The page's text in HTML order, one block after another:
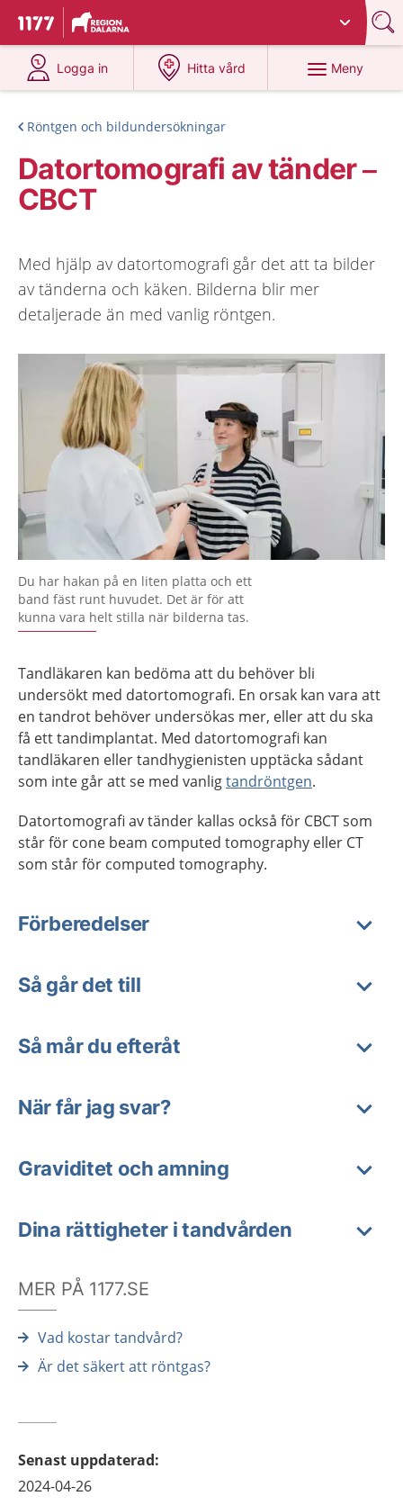
Till startsidan för 1177
Du har valt region
Logga in
på 1177.se
Hitta vård
på 1177.se
Meny
Röntgen och bildundersökningar
Datortomografi av tänder –
CBCT
Med hjälp av datortomografi går det att ta bilder
av tänderna och käken. Bilderna blir mer
detaljerade än med vanlig röntgen.
Du har hakan på en liten platta och ett
band fäst runt huvudet. Det är för att
kunna vara helt stilla när bilderna tas.
Tandläkaren kan bedöma att du behöver bli
undersökt med datortomografi. En orsak kan vara att
en tandrot behöver undersökas mer, eller att du ska
få ett tandimplantat. Med datortomografi kan
tandläkaren eller tandhygienisten upptäcka sådant
som inte går att se med vanligtandröntgen.
Datortomografi av tänder kallas också för CBCT som
står för cone beam computed tomography eller CT
som står för computed tomography.
Förberedelser
Så går det till
Så mår du efteråt
När får jag svar?
Graviditet och amning
Dina rättigheter i tandvården
MER PÅ 1177.SE
Vad kostar tandvård?
Är det säkert att röntgas?
Senast uppdaterad:
2024-04-26